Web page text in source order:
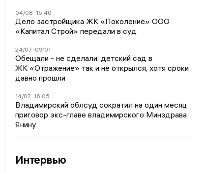
04/08 15:40
Дело застройщика ЖК «Поколение» ООО
«Капитал Строй» передали в суд
24/07 09:01
Обещали - не сделали: детский сад в
ЖК «Отражение» так и не открылся, хотя сроки
давно прошли
14/07 16:05
Владимирский облсуд сократил на один месяц
приговор экс-главе владимирского Минздрава
Янину
Интервью